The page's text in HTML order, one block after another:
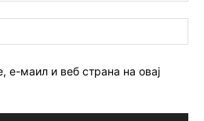
е-маил и веб страна на овај